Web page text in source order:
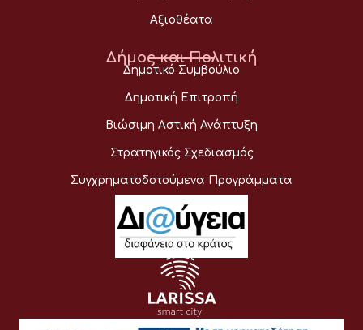
Αξιοθέατα
Δήμος και Πολιτική
Δημοτικό Συμβούλιο
Δημοτική Επιτροπή
Βιώσιμη Αστική Ανάπτυξη
Στρατηγικός Σχεδιασμός
Συγχρηματοδοτούμενα Προγράμματα